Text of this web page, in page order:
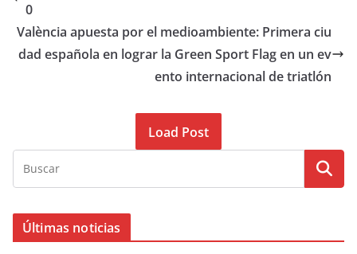
0
València apuesta por el medioambiente: Primera ciu
dad española en lograr la Green Sport Flag en un ev
ento internacional de triatlón
Load Post
Últimas noticias